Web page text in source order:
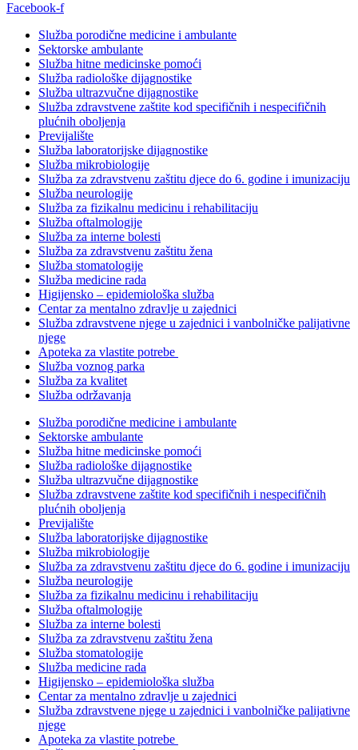
Facebook-f
Služba porodične medicine i ambulante
Sektorske ambulante
Služba hitne medicinske pomoći
Služba radiološke dijagnostike
Služba ultrazvučne dijagnostike
Služba zdravstvene zaštite kod specifičnih i nespecifičnih
plućnih oboljenja
Previjalište
Služba laboratorijske dijagnostike
Služba mikrobiologije
Služba za zdravstvenu zaštitu djece do 6. godine i imunizaciju
Služba neurologije
Služba za fizikalnu medicinu i rehabilitaciju
Služba oftalmologije
Služba za interne bolesti
Služba za zdravstvenu zaštitu žena
Služba stomatologije
Služba medicine rada
Higijensko – epidemiološka služba
Centar za mentalno zdravlje u zajednici
Služba zdravstvene njege u zajednici i vanbolničke palijativne
njege
Apoteka za vlastite potrebe
Služba voznog parka
Služba za kvalitet
Služba održavanja
Služba porodične medicine i ambulante
Sektorske ambulante
Služba hitne medicinske pomoći
Služba radiološke dijagnostike
Služba ultrazvučne dijagnostike
Služba zdravstvene zaštite kod specifičnih i nespecifičnih
plućnih oboljenja
Previjalište
Služba laboratorijske dijagnostike
Služba mikrobiologije
Služba za zdravstvenu zaštitu djece do 6. godine i imunizaciju
Služba neurologije
Služba za fizikalnu medicinu i rehabilitaciju
Služba oftalmologije
Služba za interne bolesti
Služba za zdravstvenu zaštitu žena
Služba stomatologije
Služba medicine rada
Higijensko – epidemiološka služba
Centar za mentalno zdravlje u zajednici
Služba zdravstvene njege u zajednici i vanbolničke palijativne
njege
Apoteka za vlastite potrebe